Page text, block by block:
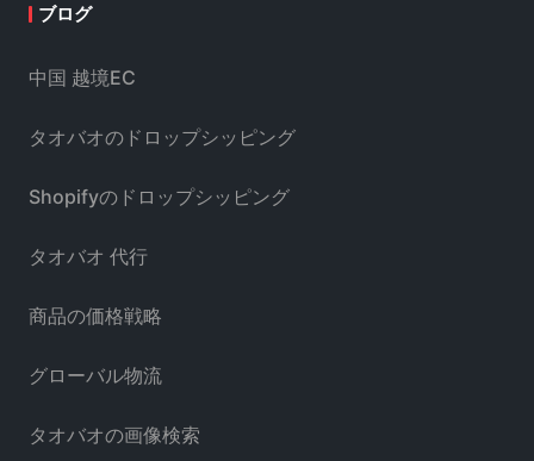
ブログ
中国 越境EC
タオバオのドロップシッピング
Shopifyのドロップシッピング
タオバオ 代行
商品の価格戦略
グローバル物流
タオバオの画像検索